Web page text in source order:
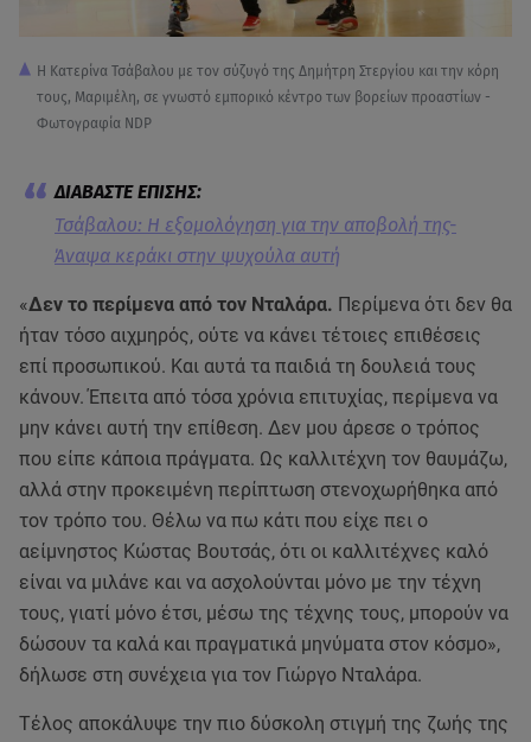
Η Κατερίνα Τσάβαλου με τον σύζυγό της Δημήτρη Στεργίου και την κόρη
τους, Μαριμέλη, σε γνωστό εμπορικό κέντρο των βορείων προαστίων -
Φωτογραφία NDP
Τσάβαλου: Η εξομολόγηση για την αποβολή της-
Άναψα κεράκι στην ψυχούλα αυτή
«Δεν το περίμενα από τον Νταλάρα. Περίμενα ότι δεν θα
ήταν τόσο αιχμηρός, ούτε να κάνει τέτοιες επιθέσεις
επί προσωπικού. Και αυτά τα παιδιά τη δουλειά τους
κάνουν. Έπειτα από τόσα χρόνια επιτυχίας, περίμενα να
μην κάνει αυτή την επίθεση. Δεν μου άρεσε ο τρόπος
που είπε κάποια πράγματα. Ως καλλιτέχνη τον θαυμάζω,
αλλά στην προκειμένη περίπτωση στενοχωρήθηκα από
τον τρόπο του. Θέλω να πω κάτι που είχε πει ο
αείμνηστος Κώστας Βουτσάς, ότι οι καλλιτέχνες καλό
είναι να μιλάνε και να ασχολούνται μόνο με την τέχνη
τους, γιατί μόνο έτσι, μέσω της τέχνης τους, μπορούν να
δώσουν τα καλά και πραγματικά μηνύματα στον κόσμο»,
δήλωσε στη συνέχεια για τον Γιώργο Νταλάρα.
Τέλος αποκάλυψε την πιο δύσκολη στιγμή της ζωής της